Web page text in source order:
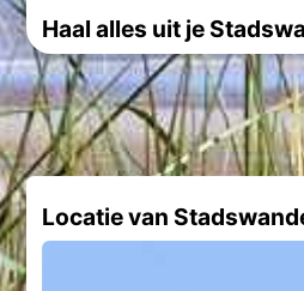
Haal alles uit je
Locatie van